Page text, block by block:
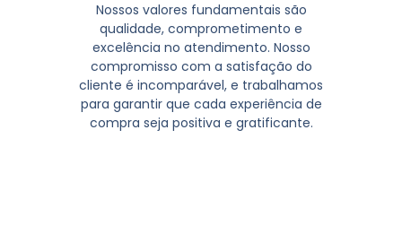
Nossos valores fundamentais são
qualidade, comprometimento e
excelência no atendimento. Nosso
compromisso com a satisfação do
cliente é incomparável, e trabalhamos
para garantir que cada experiência de
compra seja positiva e gratificante.